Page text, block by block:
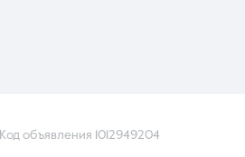
Код объявления 1012949204